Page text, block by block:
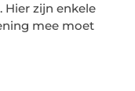
zijn enkele
mee moet